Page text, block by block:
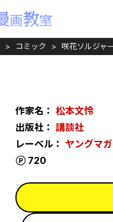
コミック 咲花ソルジャ
作家名： 松本文怜
出版社： 講談社
レーベル： ヤングマ
720